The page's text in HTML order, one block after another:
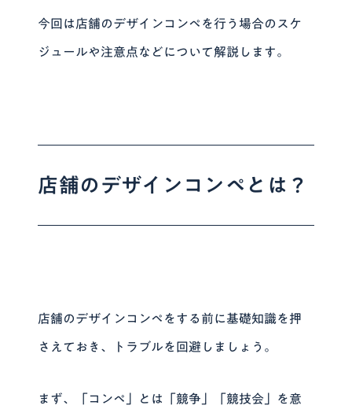
今回は店舗のデザインコンペを行う場合のスケ
ジュールや注意点などについて解説します。
店舗のデザインコンペとは？
店舗のデザインコンペをする前に基礎知識を押
さえておき、トラブルを回避しましょう。
まず、 「コンペ」とは「競争」「競技会」を意